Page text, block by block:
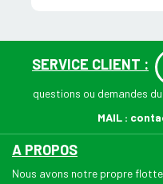
SERVICE CLIENT :
questions ou demandes
MAIL :
A PROPOS
Nous avons notre propre